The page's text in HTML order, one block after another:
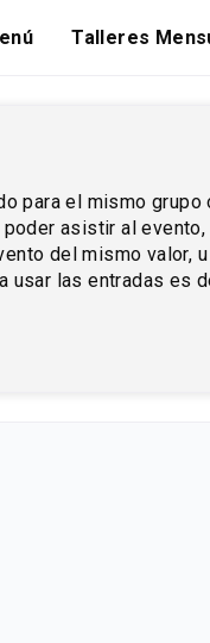
Talleres
para el mismo
asistir al
del mismo
las entradas es